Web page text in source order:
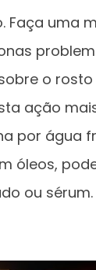
Faça uma
o
ação
por água
óleos,
ou sérum.